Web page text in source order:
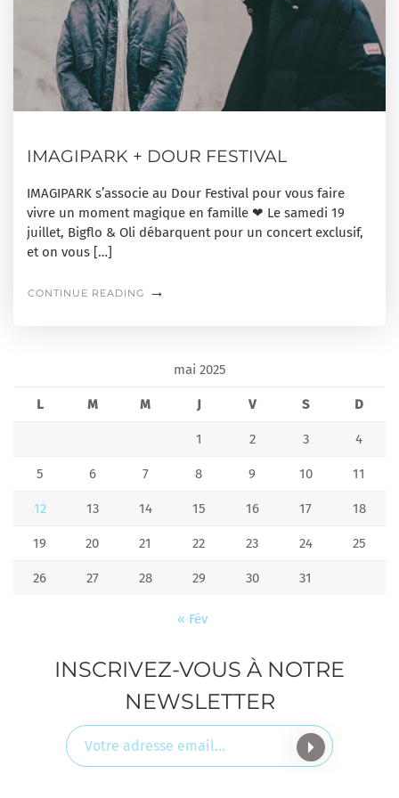
IMAGIPARK + DOUR FESTIVAL
IMAGIPARK s’associe au Dour Festival pour vous faire
vivre un moment magique en famille ❤ Le samedi 19
juillet, Bigflo & Oli débarquent pour un concert exclusif,
et on vous […]
CONTINUE READING
R
F
T
V
→
mai 2025
L M M J V S D
1 2 3 4
5 6 7 8 9 10 11
12 13 14 15 16 17 18
19 20 21 22 23 24 25
26 27 28 29 30 31
« Fév
INSCRIVEZ-VOUS À NOTRE
NEWSLETTER